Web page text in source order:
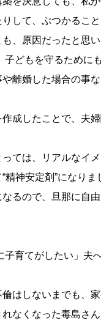
して、ぶつかるこ
、原因だったと思
子どもを守るために
離婚した場合の事
成したことで、夫婦
っては、リアルなイ
精神安定剤”になり
るので、旦那に自
子育てがしたい」夫
はしないまでも、
なくなった毒島さ